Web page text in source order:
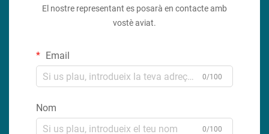
El nostre representant es posarà en contacte amb
vostè aviat.
Email
0/100
Nom
0/100